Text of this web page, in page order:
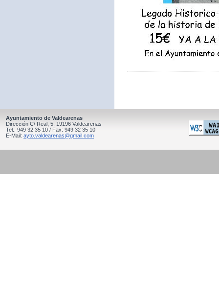
Ayuntamiento de Valdearenas
Dirección C/ Real, 5, 19196 Valdearenas
Tel.: 949 32 35 10 / Fax: 949 32 35 10
E-Mail: ayto.valdearenas@gmail.com